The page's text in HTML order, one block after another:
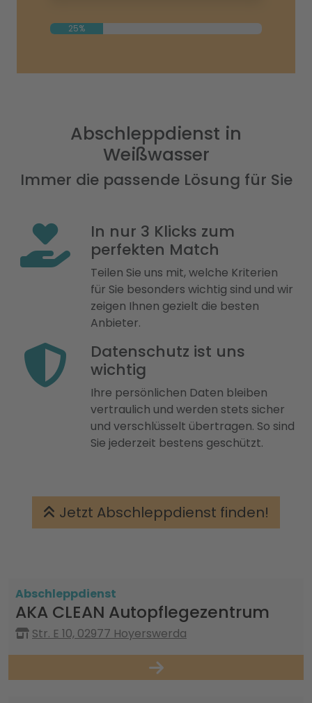
25%
Abschleppdienst in
Weißwasser
Immer die passende Lösung für Sie
In nur 3 Klicks zum
perfekten Match
Teilen Sie uns mit, welche Kriterien
für Sie besonders wichtig sind und wir
zeigen Ihnen gezielt die besten
Anbieter.
Datenschutz ist uns
wichtig
Ihre persönlichen Daten bleiben
vertraulich und werden stets sicher
und verschlüsselt übertragen. So sind
Sie jederzeit bestens geschützt.
Jetzt Abschleppdienst finden!
Abschleppdienst
AKA CLEAN Autopflegezentrum
Str. E 10, 02977 Hoyerswerda